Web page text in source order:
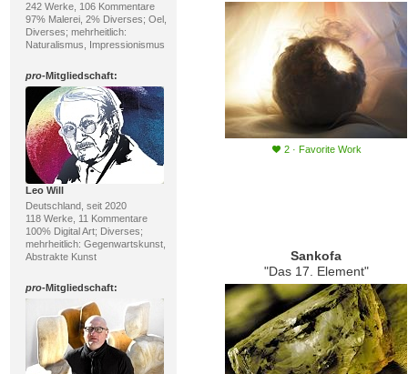
242 Werke, 106 Kommentare
97% Malerei, 2% Diverses; Oel,
Diverses; mehrheitlich:
Naturalismus, Impressionismus
pro-Mitgliedschaft:
Leo Will
Deutschland, seit 2020
118 Werke, 11 Kommentare
100% Digital Art; Diverses;
mehrheitlich: Gegenwartskunst,
Abstrakte Kunst
pro-Mitgliedschaft:
2 · Favorite Work
Sankofa
"Das 17. Element"